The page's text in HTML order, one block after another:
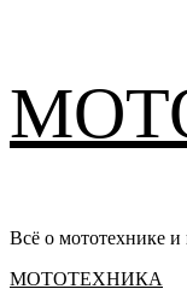
содержимому
Всё о мототехнике и
Основное
МОТОТЕХНИКА